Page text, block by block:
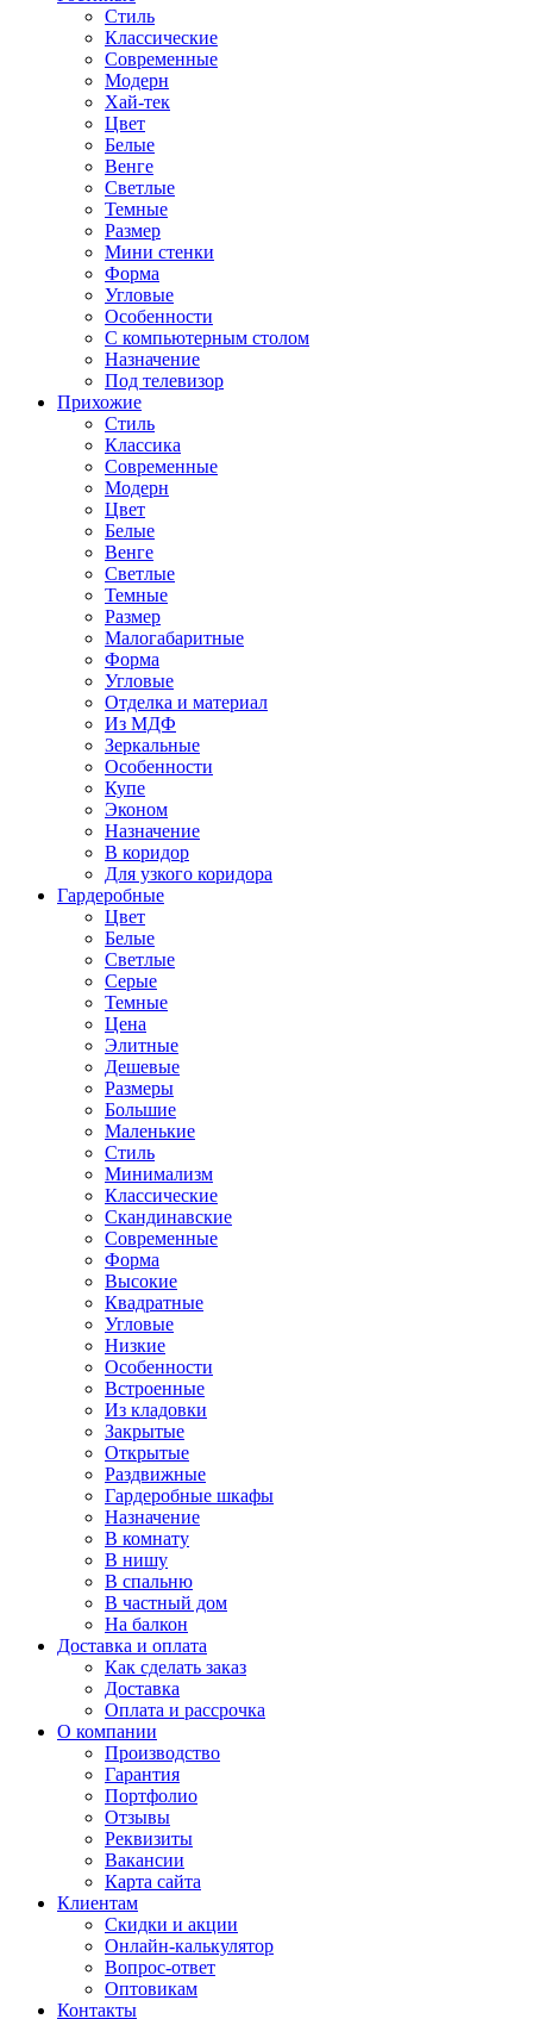
Стиль
Классические
Современные
Модерн
Хай-тек
Цвет
Белые
Венге
Светлые
Темные
Размер
Мини стенки
Форма
Угловые
Особенности
С компьютерным столом
Назначение
Под телевизор
Прихожие
Стиль
Классика
Современные
Модерн
Цвет
Белые
Венге
Светлые
Темные
Размер
Малогабаритные
Форма
Угловые
Отделка и материал
Из МДФ
Зеркальные
Особенности
Купе
Эконом
Назначение
В коридор
Для узкого коридора
Гардеробные
Цвет
Белые
Светлые
Серые
Темные
Цена
Элитные
Дешевые
Размеры
Большие
Маленькие
Стиль
Минимализм
Классические
Скандинавские
Современные
Форма
Высокие
Квадратные
Угловые
Низкие
Особенности
Встроенные
Из кладовки
Закрытые
Открытые
Раздвижные
Гардеробные шкафы
Назначение
В комнату
В нишу
В спальню
В частный дом
На балкон
Доставка и оплата
Как сделать заказ
Доставка
Оплата и рассрочка
О компании
Производство
Гарантия
Портфолио
Отзывы
Реквизиты
Вакансии
Карта сайта
Клиентам
Скидки и акции
Онлайн-калькулятор
Вопрос-ответ
Оптовикам
Контакты